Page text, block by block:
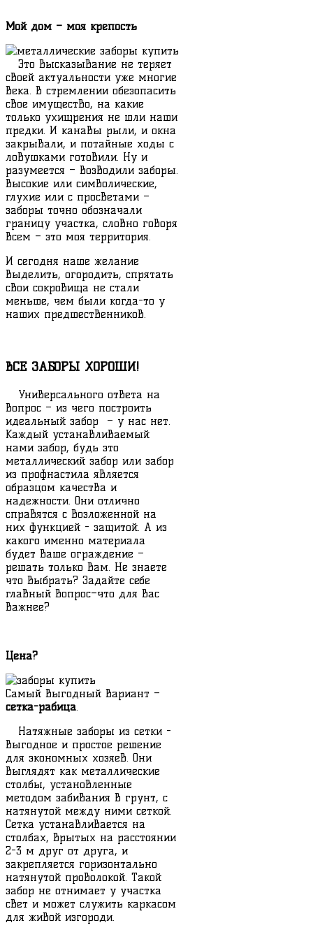
Мой дом – моя крепость
Это высказывание не теряет
своей актуальности уже многие
века. В стремлении обезопасить
свое имущество, на какие
только ухищрения не шли наши
предки. И канавы рыли, и окна
закрывали, и потайные ходы с
ловушками готовили. Ну и
разумеется – возводили заборы.
Высокие или символические,
глухие или с просветами –
заборы точно обозначали
границу участка, словно говоря
всем – это моя территория.
И сегодня наше желание
выделить, огородить, спрятать
свои сокровища не стали
меньше, чем были когда-то у
наших предшественников.
ВСЕ ЗАБОРЫ ХОРОШИ!
Универсального ответа на
вопрос – из чего построить
идеальный забор – у нас нет.
Каждый устанавливаемый
нами забор, будь это
металлический забор или забор
из профнастила является
образцом качества и
надежности. Они отлично
справятся с возложенной на
них функцией - защитой. А из
какого именно материала
будет Ваше ограждение –
решать только Вам. Не знаете
что выбрать? Задайте себе
главный вопрос–что для Вас
важнее?
Цена?
Самый выгодный вариант –
сетка-рабица
Натяжные заборы из сетки -
выгодное и простое решение
для экономных хозяев. Они
выглядят как металлические
столбы, установленные
методом забивания в грунт, с
натянутой между ними сеткой.
Сетка устанавливается на
столбах, врытых на расстоянии
2-3 м друг от друга, и
закрепляется горизонтально
натянутой проволокой. Такой
забор не отнимает у участка
свет и может служить каркасом
для живой изгороди.